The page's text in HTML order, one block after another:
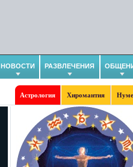
НОВОСТИ РАЗВЛЕЧЕНИЯ
Астрология Хиромантия